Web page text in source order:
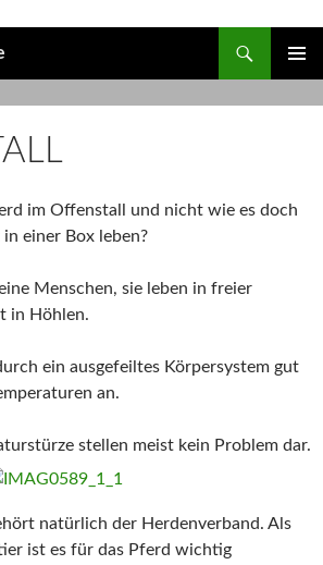
MENÜ
im Offenstall und nicht wie es doch
einer Box leben?
Menschen, sie leben in freier
in Höhlen.
ein ausgefeiltes Körpersystem gut
an.
stellen meist kein Problem dar.
natürlich der Herdenverband. Als
ist es für das Pferd wichtig